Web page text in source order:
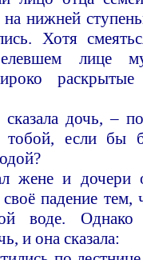
на нижней
Хотя
лице
раскрытые
дочь, –
если бы
жене и дочери
падение тем,
воде. Однако
и она сказала: